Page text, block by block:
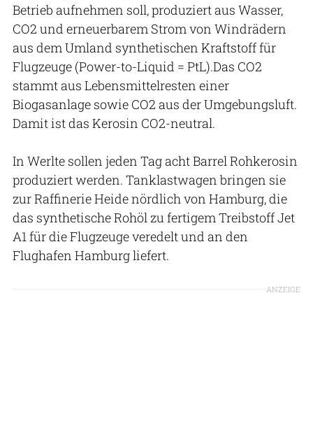
Betrieb aufnehmen soll, produziert aus Wasser,
CO2 und erneuerbarem Strom von Windrädern
aus dem Umland synthetischen Kraftstoff für
Flugzeuge (Power-to-Liquid = PtL).Das CO2
stammt aus Lebensmittelresten einer
Biogasanlage sowie CO2 aus der Umgebungsluft.
Damit ist das Kerosin CO2-neutral.
In Werlte sollen jeden Tag acht Barrel Rohkerosin
produziert werden. Tanklastwagen bringen sie
zur Raffinerie Heide nördlich von Hamburg, die
das synthetische Rohöl zu fertigem Treibstoff Jet
A1 für die Flugzeuge veredelt und an den
Flughafen Hamburg liefert.
ANZEIGE